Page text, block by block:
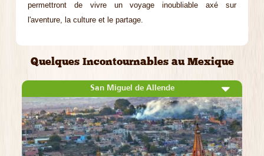
permettront de vivre un voyage inoubliable axé sur
l'aventure, la culture et le partage.
Quelques Incontournables au Mexique
San Miguel de Allende